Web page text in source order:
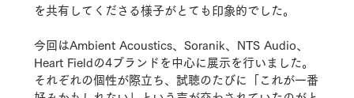
を共有してくださる様子がとても印象的でした。
今回はAmbient Acoustics、Soranik、NTS Audio、
Heart Fieldの4ブランドを中心に展示を行いました。
それぞれの個性が際立ち、試聴のたびに「これが一番